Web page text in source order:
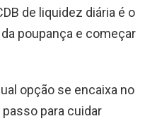
de liquidez diária é o
poupança e começar
opção se encaixa no
para cuidar